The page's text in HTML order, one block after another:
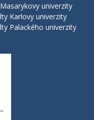
univerzity
Karlovy univerzity
Palackého univerzity